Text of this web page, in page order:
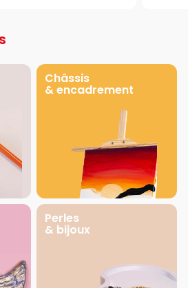
Châssis
& encadrement
Perles
& bijoux